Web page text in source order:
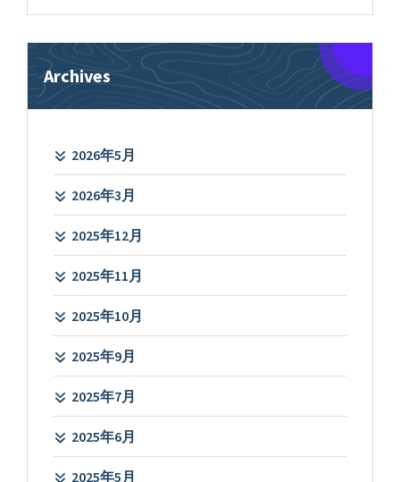
象:
Archives
2026年5月
2026年3月
2025年12月
2025年11月
2025年10月
2025年9月
2025年7月
2025年6月
2025年5月